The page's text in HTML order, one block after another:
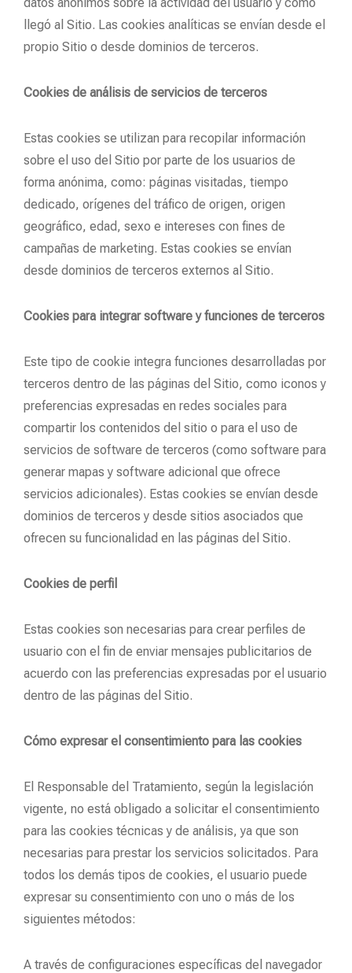
llegó al Sitio. Las cookies analíticas se envían desde el
propio Sitio o desde dominios de terceros.
Cookies de análisis de servicios de terceros
Estas cookies se utilizan para recopilar información
sobre el uso del Sitio por parte de los usuarios de
forma anónima, como: páginas visitadas, tiempo
dedicado, orígenes del tráfico de origen, origen
geográfico, edad, sexo e intereses con fines de
campañas de marketing. Estas cookies se envían
desde dominios de terceros externos al Sitio.
Cookies para integrar software y funciones de terceros
Este tipo de cookie integra funciones desarrolladas por
terceros dentro de las páginas del Sitio, como iconos y
preferencias expresadas en redes sociales para
compartir los contenidos del sitio o para el uso de
servicios de software de terceros (como software para
generar mapas y software adicional que ofrece
servicios adicionales). Estas cookies se envían desde
dominios de terceros y desde sitios asociados que
ofrecen su funcionalidad en las páginas del Sitio.
Cookies de perfil
Estas cookies son necesarias para crear perfiles de
usuario con el fin de enviar mensajes publicitarios de
acuerdo con las preferencias expresadas por el usuario
dentro de las páginas del Sitio.
Cómo expresar el consentimiento para las cookies
El Responsable del Tratamiento, según la legislación
vigente, no está obligado a solicitar el consentimiento
para las cookies técnicas y de análisis, ya que son
necesarias para prestar los servicios solicitados. Para
todos los demás tipos de cookies, el usuario puede
expresar su consentimiento con uno o más de los
siguientes métodos:
A través de configuraciones específicas del navegador